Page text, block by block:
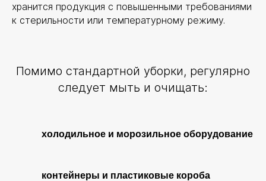
хранится продукция с повышенными требованиями
к стерильности или температурному режиму.
Помимо стандартной уборки, регулярно
следует мыть и очищать:
холодильное и морозильное оборудование
контейнеры и пластиковые короба